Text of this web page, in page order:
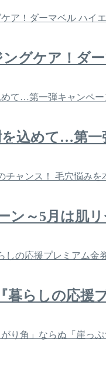
グケア！ダ
を込めて…第一
ン～5月は肌
暮らしの応